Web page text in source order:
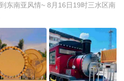
东南亚风情~ 8月16日19时三水区南